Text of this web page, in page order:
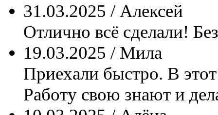
31.03.2025 / Алексей
Отлично всё сделали!
19.03.2025 / Мила
Приехали быстро. В
Работу свою знают и